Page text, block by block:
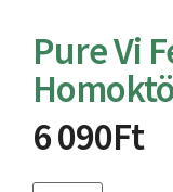
Pure Vi
6 090Ft